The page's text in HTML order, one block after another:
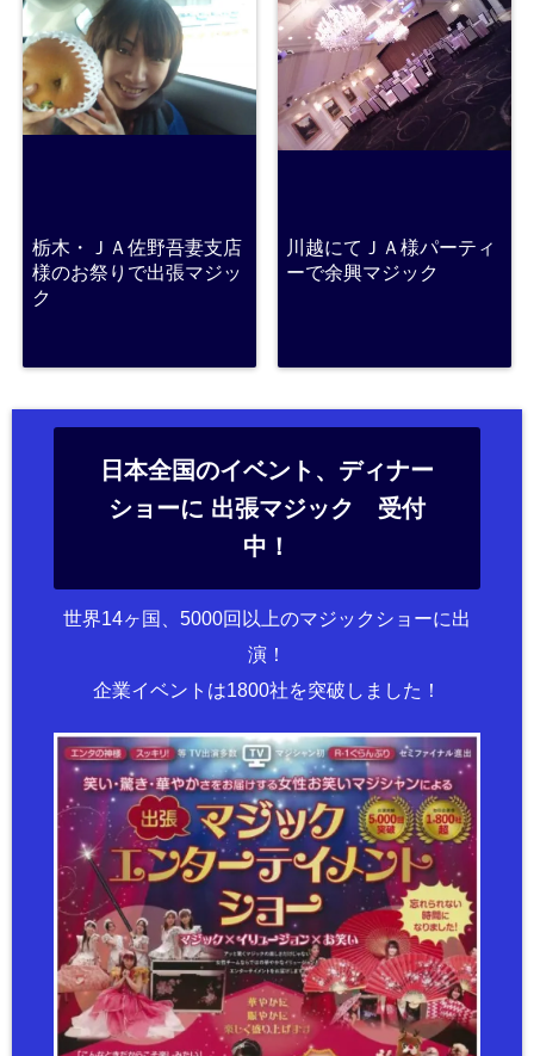
栃木・ＪＡ佐野吾妻支店
様のお祭りで出張マジッ
ク
川越にてＪＡ様パーティ
ーで余興マジック
日本全国のイベント、ディナー
ショーに 出張マジック 受付
中！
世界14ヶ国、5000回以上のマジックショーに出
演！
企業イベントは1800社を突破しました！